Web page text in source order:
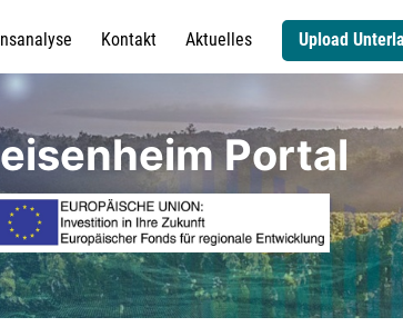
Portal
Kontakt Aktuelles Upload